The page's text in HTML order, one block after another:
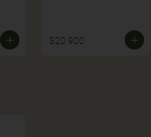
$20.900